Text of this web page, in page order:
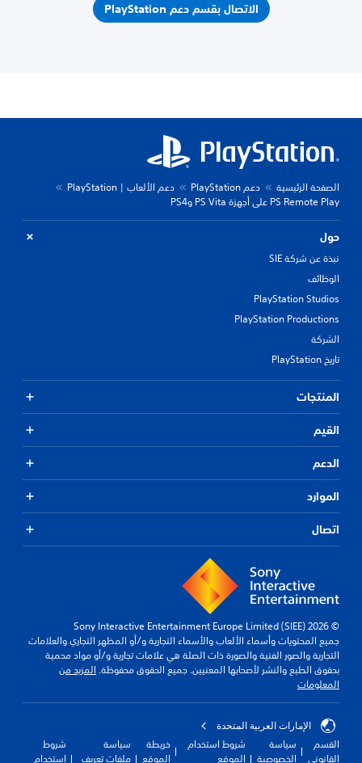
الاتصال بقسم دعم PlayStation
الصفحة الرئيسية دعم PlayStation
دعم الألعاب | PlayStation
PS Remote Play على أجهزة PS Vita وPS4
حول
نبذة عن شركة SIE
الوظائف
PlayStation Studios
PlayStation Productions
الشركة
تاريخ PlayStation
المنتجات
القيم
الدعم
الموارد
اتصال
© 2026 Sony Interactive Entertainment Europe Limited (SIEE)
جميع المحتويات وأسماء الألعاب والأسماء التجارية و/أو المظهر التجاري والعلامات
التجارية والصور الفنية والصورة ذات الصلة هي علامات تجارية و/أو مواد محمية
بحقوق الطبع والنشر لأصحابها المعنيين. جميع الحقوق محفوظة.المزيد من
المعلومات
الإمارات العربية المتحدة
القسم
القانوني
سياسة
الخصوصية
شروط استخدام
الموقع
خريطة
الموقع
سياسة
ملفات تعريف
شروط
استخدام